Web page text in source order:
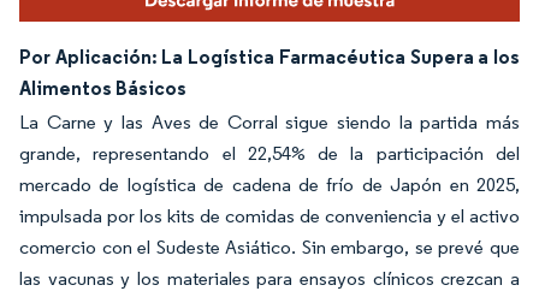
Por Aplicación: La Logística Farmacéutica Supera a los
Alimentos Básicos
La Carne y las Aves de Corral sigue siendo la partida más
grande, representando el 22,54% de la participación del
mercado de logística de cadena de frío de Japón en 2025,
impulsada por los kits de comidas de conveniencia y el activo
comercio con el Sudeste Asiático. Sin embargo, se prevé que
las vacunas y los materiales para ensayos clínicos crezcan a